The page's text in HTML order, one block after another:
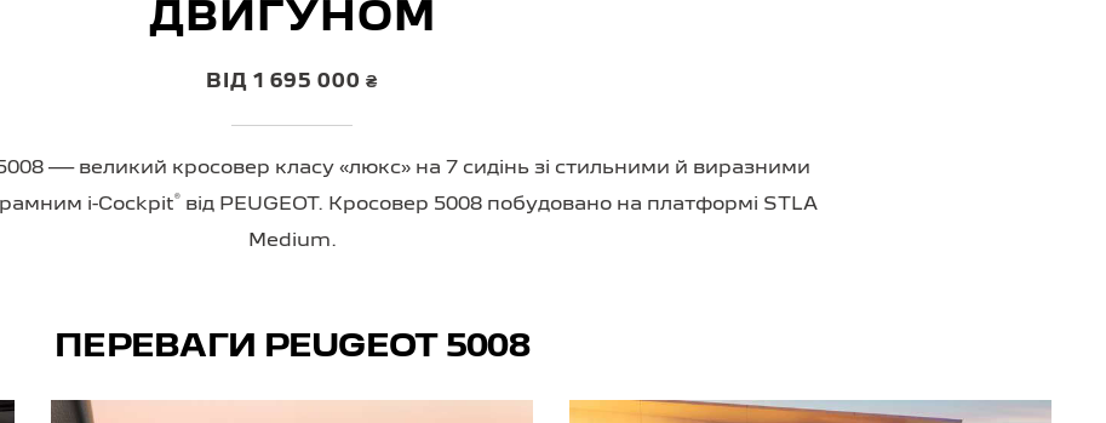
ДВИГУНОМ
ВІД 1 695 000 ₴
— великий кросовер класу «люкс» на 7 сидінь зі стильними й виразними
i-Cockpit® від PEUGEOT. Кросовер 5008 побудовано на платформі STLA
Medium.
ПЕРЕВАГИ PEUGEOT 5008